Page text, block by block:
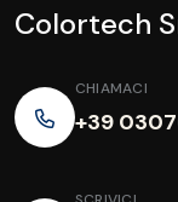
Colortech
CHIAMACI
+39